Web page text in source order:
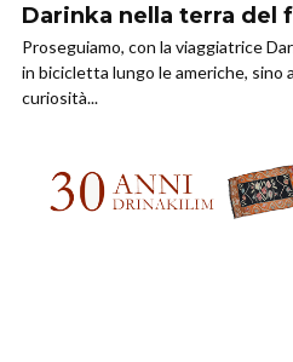
Darinka nella terra del
Proseguiamo, con la viaggiatrice
in bicicletta lungo le americhe, sino
curiosità...